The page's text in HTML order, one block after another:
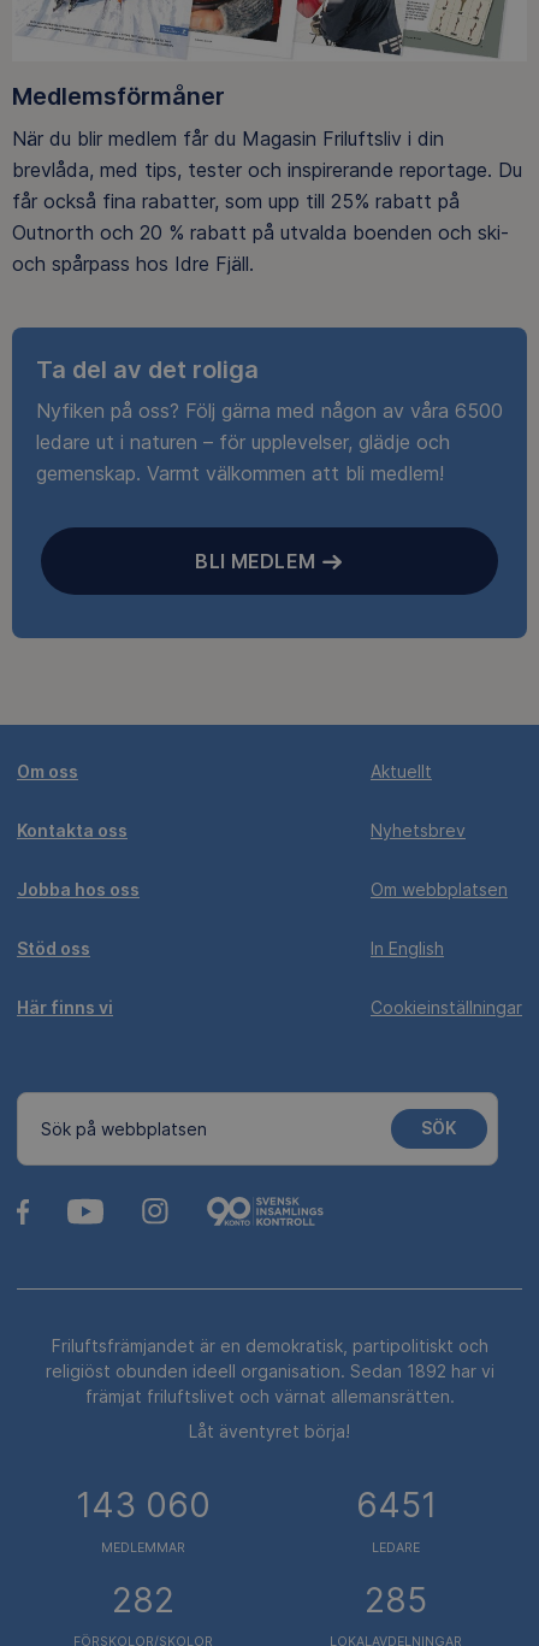
Medlemsförmåner
När du blir medlem får du Magasin Friluftsliv i din
brevlåda, med tips, tester och inspirerande reportage. Du
får också fina rabatter, som upp till 25% rabatt på
Outnorth och 20 % rabatt på utvalda boenden och ski-
och spårpass hos Idre Fjäll.
Ta del av det roliga
Nyfiken på oss? Följ gärna med någon av våra 6500
ledare ut i naturen – för upplevelser, glädje och
gemenskap. Varmt välkommen att bli medlem!
BLI MEDLEM
Om oss
Kontakta oss
Jobba hos oss
Stöd oss
Här finns vi
Aktuellt
Nyhetsbrev
Om webbplatsen
In English
Cookieinställningar
Sök på webbplatsen SÖK
Friluftsfrämjandet är en demokratisk, partipolitiskt och
religiöst obunden ideell organisation. Sedan 1892 har vi
främjat friluftslivet och värnat allemansrätten.
Låt äventyret börja!
143 060
MEDLEMMAR
6451
LEDARE
282
FÖRSKOLOR/SKOLOR
285
LOKALAVDELNINGAR